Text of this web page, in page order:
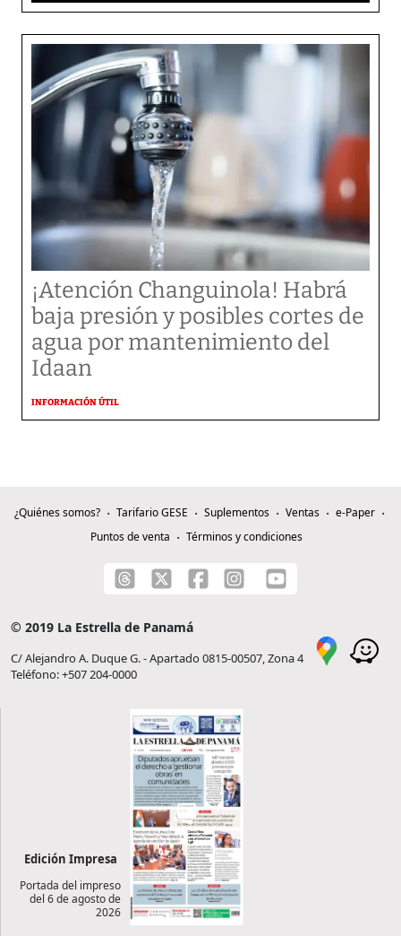
¡Atención Changuinola! Habrá
baja presión y posibles cortes de
agua por mantenimiento del
Idaan
INFORMACIÓN ÚTIL
¿Quiénes somos? Tarifario GESE Suplementos Ventas
e-Paper
Puntos de venta
Términos y condiciones
© 2019 La Estrella de Panamá
C/ Alejandro A. Duque G. - Apartado 0815-00507, Zona 4
Teléfono: +507 204-0000
Edición Impresa
Portada del impreso
del 6 de agosto de
2026